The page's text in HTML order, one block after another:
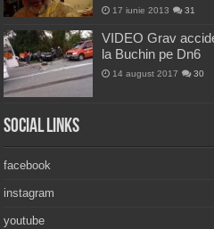
17 iunie 2013 31
VIDEO Grav
la Buchin pe Dn6
14 august 2017 30
Social Links
facebook
instagram
youtube